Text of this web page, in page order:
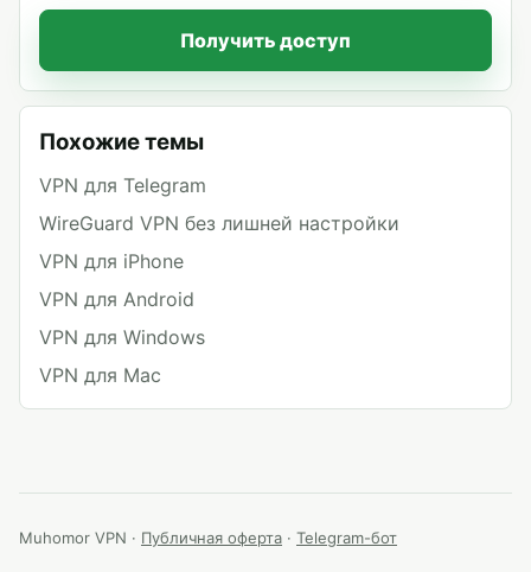
Получить доступ
Похожие темы
VPN для Telegram
WireGuard VPN без лишней настройки
VPN для iPhone
VPN для Android
VPN для Windows
VPN для Mac
Muhomor VPN · Публичная оферта · Telegram-бот